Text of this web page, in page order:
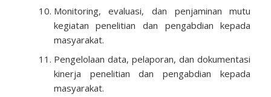
Monitoring, evaluasi, dan penjaminan mutu
kegiatan penelitian dan pengabdian kepada
masyarakat.
Pengelolaan data, pelaporan, dan dokumentasi
kinerja penelitian dan pengabdian kepada
masyarakat.